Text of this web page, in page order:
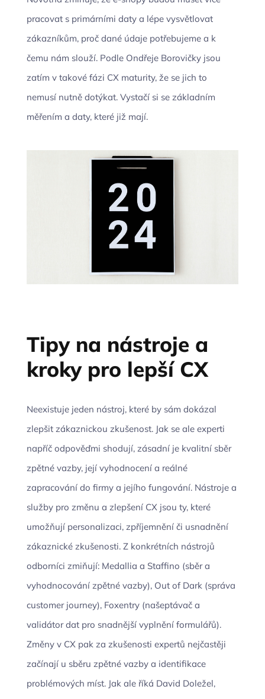
pracovat s primárními daty a lépe vysvětlovat
zákazníkům, proč dané údaje potřebujeme a k
čemu nám slouží. Podle Ondřeje Borovičky jsou
zatím v takové fázi CX maturity, že se jich to
nemusí nutně dotýkat. Vystačí si se základním
měřením a daty, které již mají.
Tipy na nástroje a
kroky pro lepší CX
Neexistuje jeden nástroj, které by sám dokázal
zlepšit zákaznickou zkušenost. Jak se ale experti
napříč odpověďmi shodují, zásadní je kvalitní sběr
zpětné vazby, její vyhodnocení a reálné
zapracování do firmy a jejího fungování. Nástroje a
služby pro změnu a zlepšení CX jsou ty, které
umožňují personalizaci, zpříjemnění či usnadnění
zákaznické zkušenosti. Z konkrétních nástrojů
odborníci zmiňují: Medallia a Staffino (sběr a
vyhodnocování zpětné vazby), Out of Dark (správa
customer journey), Foxentry (našeptávač a
validátor dat pro snadnější vyplnění formulářů).
Změny v CX pak za zkušenosti expertů nejčastěji
začínají u sběru zpětné vazby a identifikace
problémových míst. Jak ale říká David Doležel,